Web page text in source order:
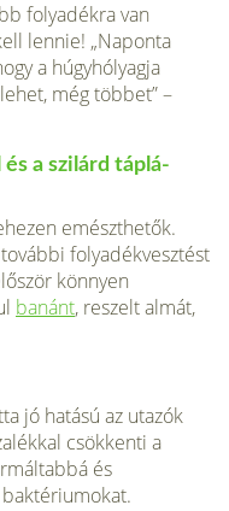
folya­dékra van
lennie! „Naponta
a húgyhólyagja
még többet” –
a szilárd táplá­
emészthetők.
folyadékvesztést
könnyen
banánt, reszelt almát,
jó hatású az uta­zók
csökkenti a
és